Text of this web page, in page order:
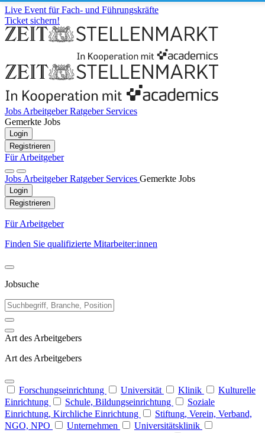
Live Event für Fach- und Führungskräfte
Ticket sichern!
Jobs ArbeitgeberRatgeber Services
Gemerkte Jobs
Login
Registrieren
Für Arbeitgeber
Jobs ArbeitgeberRatgeber Services Gemerkte Jobs
Login
Registrieren
Für Arbeitgeber
Finden Sie qualifizierte Mitarbeiter:innen
Jobsuche
Art des Arbeitgebers
Art des Arbeitgebers
Forschungseinrichtung Universität Klinik
Kulturelle
Einrichtung
Schule, Bildungseinrichtung
Soziale
Einrichtung, Kirchliche Einrichtung
Stiftung, Verein, Verband,
NGO, NPO
Unternehmen
Universitätsklinik